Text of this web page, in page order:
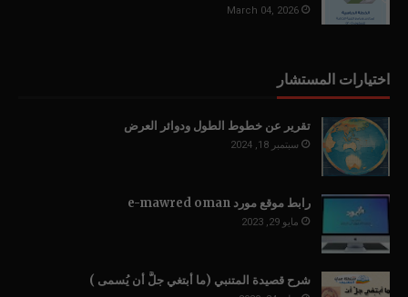
March 04, 2026
اختيارات المستشار
تقرير عن خطوط الطول ودوائر العرض
سبتمبر 18, 2024
رابط موقع مورد e-mawred oman
مايو 29, 2023
شرح قصيدة المتنبي (ما أبتغي جلَّ أن يُسمى )